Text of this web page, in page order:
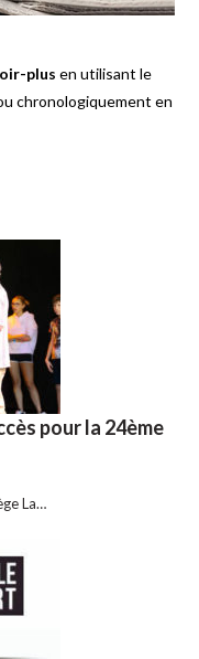
plus en utilisant le
chronologiquement en
pour la 24ème
La…